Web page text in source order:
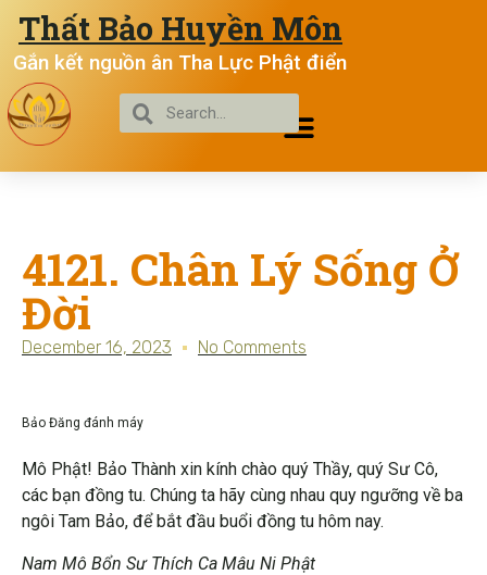
Thất Bảo Huyền Môn
Gắn kết nguồn ân Tha Lực Phật điển
4121. Chân Lý Sống Ở
Đời
December 16, 2023 No Comments
Bảo Đăng đánh máy
Mô Phật! Bảo Thành xin kính chào quý Thầy, quý Sư Cô,
các bạn đồng tu. Chúng ta hãy cùng nhau quy ngưỡng về ba
ngôi Tam Bảo, để bắt đầu buổi đồng tu hôm nay.
Nam Mô Bổn Sư Thích Ca Mâu Ni Phật